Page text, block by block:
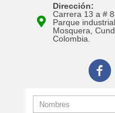
Dirección:
Carrera 13 a #
Parque
Mosquera,
Colombia.